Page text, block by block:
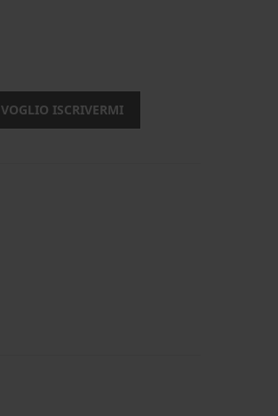
VOGLIO ISCRIVERMI